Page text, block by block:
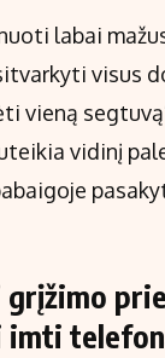
labai
visus
vieną
vidinį
imti